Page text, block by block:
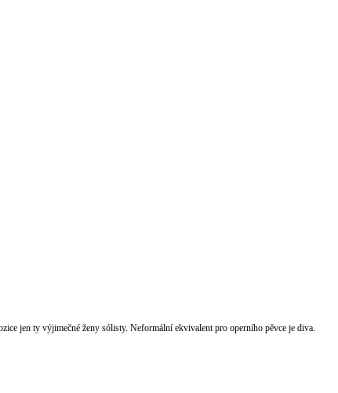
jen ty výjimečné ženy sólisty. Neformální ekvivalent pro operního pěvce je diva.